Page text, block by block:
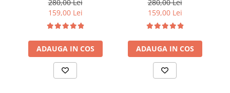
elastic, Alb
280,00 Lei
159,00 Lei
ADAUGA IN COS
elastic, Maro
280,00 Lei
159,00 Lei
ADAUGA IN COS